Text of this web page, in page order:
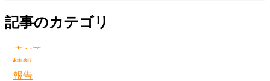
記事のカテゴリ
すべて
情報
報告